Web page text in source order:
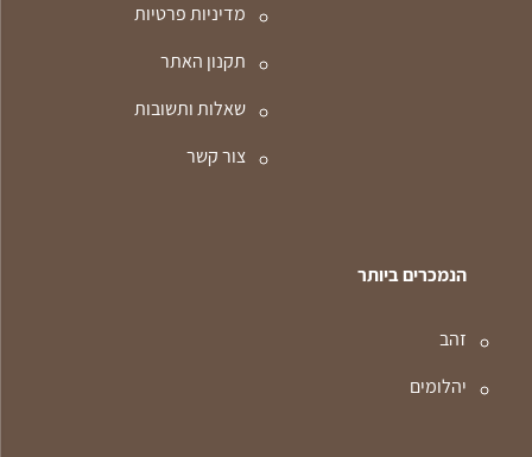
מדיניות פרטיות
תקנון האתר
שאלות ותשובות
צור קשר
הנמכרים ביותר
זהב
יהלומים